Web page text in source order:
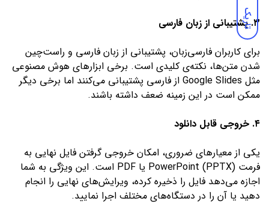
تاریک۳. پشتیبانی از زبان فارسی
برای کاربران فارسی‌زبان، پشتیبانی از زبان فارسی و راست‌چین
شدن متن‌ها، نکته‌ی کلیدی است. برخی ابزارهای هوش مصنوعی
مثل Google Slides از فارسی پشتیبانی می‌کنند اما برخی دیگر
ممکن است در این زمینه ضعف داشته باشند.
۴. خروجی قابل دانلود
یکی از معیارهای ضروری، امکان خروجی گرفتن فایل نهایی به
فرمت PowerPoint (PPTX) یا PDF است. این ویژگی به شما
اجازه می‌دهد فایل را ذخیره کرده، ویرایش‌های نهایی را انجام
دهید یا آن را در دستگاه‌های مختلف اجرا نمایید.